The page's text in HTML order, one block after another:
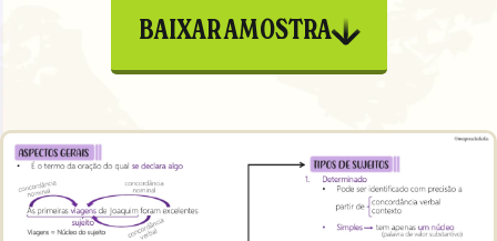
BAIXAR AMOSTRA